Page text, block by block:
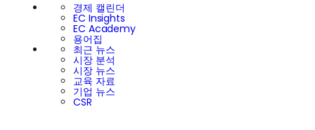
경제 캘린더
EC Insights
EC Academy
용어집
최근 뉴스
시장 분석
시장 뉴스
교육 자료
기업 뉴스
CSR